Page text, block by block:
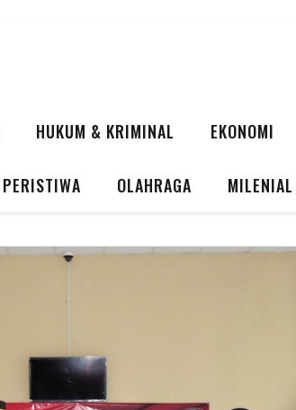
HUKUM & KRIMINAL EKONOMI
PERISTIWA OLAHRAGA MILENIAL